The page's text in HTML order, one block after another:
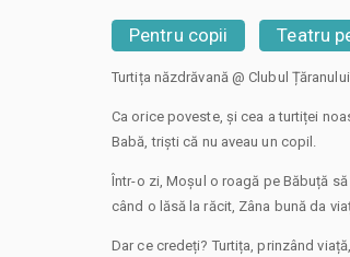
Pentru copii Teatru
Turtița năzdrăvană @ Clubul
Ca orice poveste, și cea a turtiței
Babă, triști că nu aveau un copil.
Într-o zi, Moșul o roagă pe Băbuță
când o lăsă la răcit, Zâna bună da
Dar ce credeți? Turtița, prinzând